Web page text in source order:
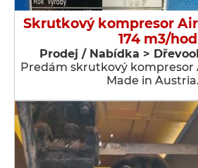
Skrutkový kompresor
174 m3/hod
Prodej / Nabídka >
Predám skrutkový kompresor
Made in